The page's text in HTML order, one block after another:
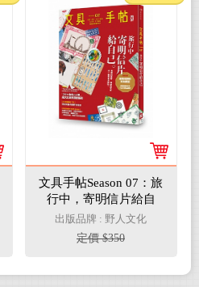
文具手帖Season 07：旅
行中，寄明信片給自
己。
出版品牌 : 野人文化
定價 $350